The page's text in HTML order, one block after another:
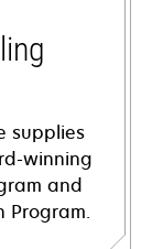
supplies
winning
and
Program.